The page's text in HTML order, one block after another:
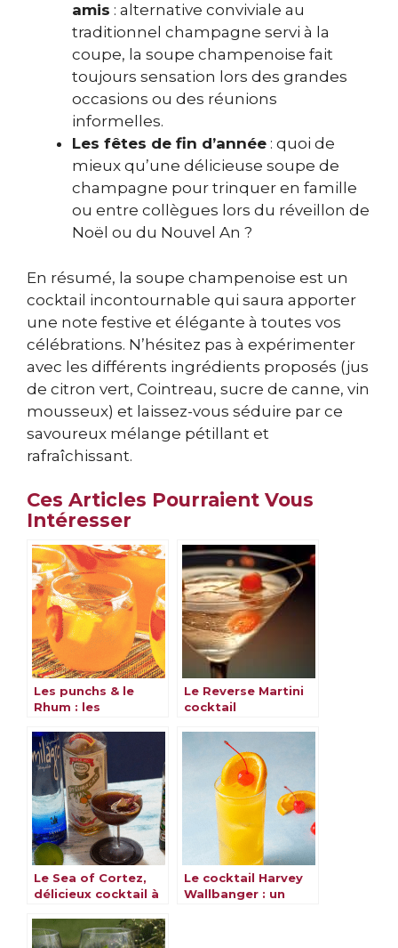
amis : alternative conviviale au
traditionnel champagne servi à la
coupe, la soupe champenoise fait
toujours sensation lors des grandes
occasions ou des réunions
informelles.
Les fêtes de fin d’année : quoi de
mieux qu’une délicieuse soupe de
champagne pour trinquer en famille
ou entre collègues lors du réveillon de
Noël ou du Nouvel An ?
En résumé, la soupe champenoise est un
cocktail incontournable qui saura apporter
une note festive et élégante à toutes vos
célébrations. N’hésitez pas à expérimenter
avec les différents ingrédients proposés (jus
de citron vert, Cointreau, sucre de canne, vin
mousseux) et laissez-vous séduire par ce
savoureux mélange pétillant et
rafraîchissant.
Ces Articles Pourraient Vous
Intéresser
Les punchs & le
Rhum : les
Le Reverse Martini
cocktail
Le Sea of Cortez,
délicieux cocktail à
Le cocktail Harvey
Wallbanger : un